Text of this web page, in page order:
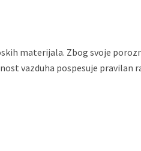
materijala. Zbog svoje
vazduha pospesuje pravilan